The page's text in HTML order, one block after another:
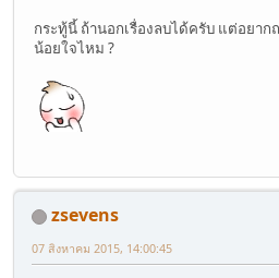
กระทู้นี้ ถ้านอกเรื่องลบได้ครับ แต่อยาก
น้อยใจไหม ?
zsevens
07 สิงหาคม 2015, 14:00:45